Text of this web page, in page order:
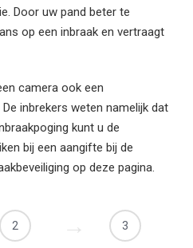
Door uw pand beter te
op een inbraak en vertraagt
camera ook een
inbrekers weten namelijk dat
kunt u de
bij een aangifte bij de
op deze pagina.
2 3